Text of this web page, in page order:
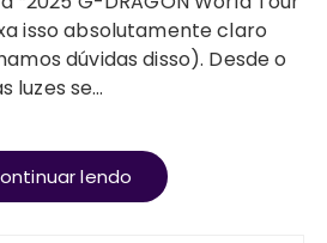
isso absolutamente claro
dúvidas disso). Desde o
luzes se…
lendo